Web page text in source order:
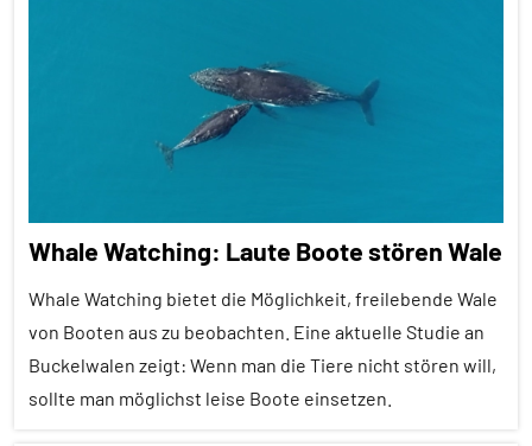
aktuell
Klimawandel
Einflüsse
Whale Watching: Laute Boote stören Wale
Whale Watching bietet die Möglichkeit, freilebende Wale
von Booten aus zu beobachten. Eine aktuelle Studie an
Buckelwalen zeigt: Wenn man die Tiere nicht stören will,
sollte man möglichst leise Boote einsetzen.